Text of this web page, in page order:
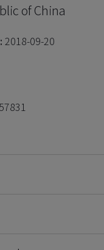
of China
2018-09-20